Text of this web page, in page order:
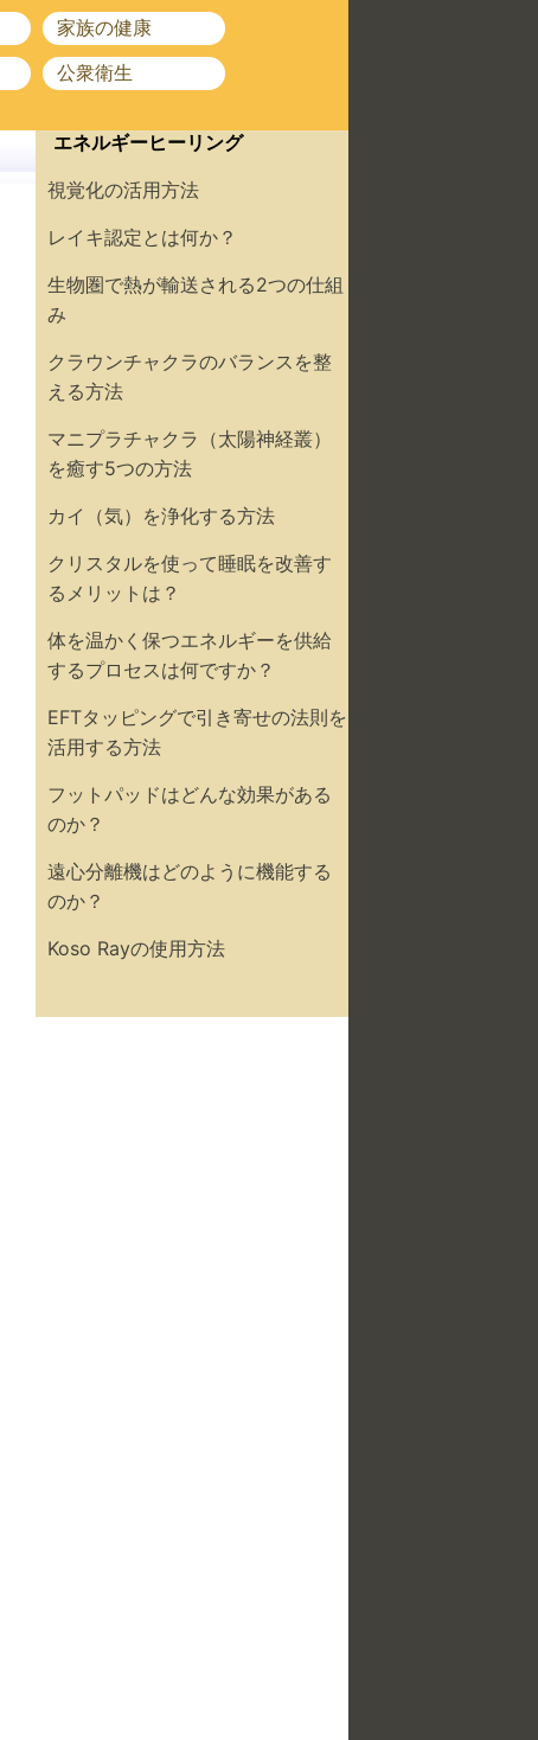
家族の健康
公衆衛生
エネルギーヒーリング
視覚化の活用方法
レイキ認定とは何か？
生物圏で熱が輸送される2つの仕組
み
クラウンチャクラのバランスを整
える方法
マニプラチャクラ（太陽神経叢）
を癒す5つの方法
カイ（気）を浄化する方法
クリスタルを使って睡眠を改善す
るメリットは？
体を温かく保つエネルギーを供給
するプロセスは何ですか？
EFTタッピングで引き寄せの法則を
活用する方法
フットパッドはどんな効果がある
のか？
遠心分離機はどのように機能する
のか？
Koso Rayの使用方法